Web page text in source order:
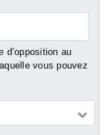
d’opposition au
vous pouvez